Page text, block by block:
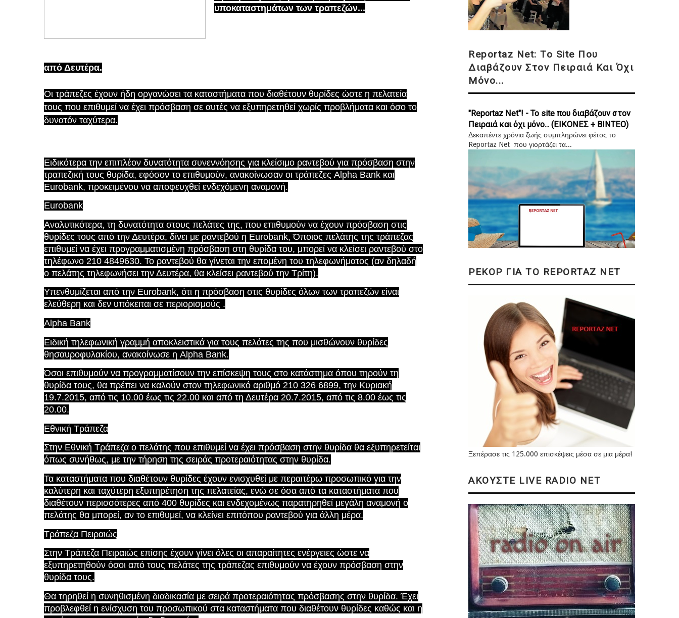
υποκαταστημάτων των τραπεζών...
από Δευτέρα.
Οι τράπεζες έχουν ήδη οργανώσει τα καταστήματα που διαθέτουν θυρίδες ώστε η πελατεία
τους που επιθυμεί να έχει πρόσβαση σε αυτές να εξυπηρετηθεί χωρίς προβλήματα και όσο το
δυνατόν ταχύτερα.
Ειδικότερα την επιπλέον δυνατότητα συνεννόησης για κλείσιμο ραντεβού για πρόσβαση στην
τραπεζική τους θυρίδα, εφόσον το επιθυμούν, ανακοίνωσαν οι τράπεζες Alpha Bank και
Eurobank, προκειμένου να αποφευχθεί ενδεχόμενη αναμονή.
Eurobank
Αναλυτικότερα, τη δυνατότητα στους πελάτες της, που επιθυμούν να έχουν πρόσβαση στις
θυρίδες τους από την Δευτέρα, δίνει με ραντεβού η Eurobank, Όποιος πελάτης της τράπεζας
επιθυμεί να έχει προγραμματισμένη πρόσβαση στη θυρίδα του, μπορεί να κλείσει ραντεβού στο
τηλέφωνο 210 4849630. Το ραντεβού θα γίνεται την επομένη του τηλεφωνήματος (αν δηλαδή
ο πελάτης τηλεφωνήσει την Δευτέρα, θα κλείσει ραντεβού την Τρίτη).
Υπενθυμίζεται από την Eurobank, ότι η πρόσβαση στις θυρίδες όλων των τραπεζών είναι
ελεύθερη και δεν υπόκειται σε περιορισμούς .
Alpha Bank
Ειδική τηλεφωνική γραμμή αποκλειστικά για τους πελάτες της που μισθώνουν θυρίδες
θησαυροφυλακίου, ανακοίνωσε η Alpha Bank.
Όσοι επιθυμούν να προγραμματίσουν την επίσκεψη τους στο κατάστημα όπου τηρούν τη
θυρίδα τους, θα πρέπει να καλούν στον τηλεφωνικό αριθμό 210 326 6899, την Κυριακή
19.7.2015, από τις 10.00 έως τις 22.00 και από τη Δευτέρα 20.7.2015, από τις 8.00 έως τις
20.00.
Εθνική Τράπεζα
Στην Εθνική Τράπεζα ο πελάτης που επιθυμεί να έχει πρόσβαση στην θυρίδα θα εξυπηρετείται
όπως συνήθως, με την τήρηση της σειράς προτεραιότητας στην θυρίδα.
Τα καταστήματα που διαθέτουν θυρίδες έχουν ενισχυθεί με περαιτέρω προσωπικό για την
καλύτερη και ταχύτερη εξυπηρέτηση της πελατείας, ενώ σε όσα από τα καταστήματα που
διαθέτουν περισσότερες από 400 θυρίδες και ενδεχομένως παρατηρηθεί μεγάλη αναμονή ο
πελάτης θα μπορεί, αν το επιθυμεί, να κλείνει επιτόπου ραντεβού για άλλη μέρα.
Τράπεζα Πειραιώς
Στην Τράπεζα Πειραιώς επίσης έχουν γίνει όλες οι απαραίτητες ενέργειες ώστε να
εξυπηρετηθούν όσοι από τους πελάτες της τράπεζας επιθυμούν να έχουν πρόσβαση στην
θυρίδα τους.
Θα τηρηθεί η συνηθισμένη διαδικασία με σειρά προτεραιότητας πρόσβασης στην θυρίδα. Έχει
προβλεφθεί η ενίσχυση του προσωπικού στα καταστήματα που διαθέτουν θυρίδες καθώς και η
Reportaz Net: Το Site Που
Διαβάζουν Στον Πειραιά Και Όχι
Μόνο...
"Reportaz Net"! - Το site που διαβάζουν στον
Πειραιά και όχι μόνο... (ΕΙΚΟΝΕΣ + ΒΙΝΤΕΟ)
Δεκαπέντε χρόνια ζωής συμπληρώνει φέτος το
Reportaz Net που γιορτάζει τα...
ΡΕΚΟΡ ΓΙΑ ΤΟ REPORTAZ NET
Ξεπέρασε τις 125.000 επισκέψεις μέσα σε μια μέρα!
ΑΚΟΥΣΤΕ LIVE RADIO NET